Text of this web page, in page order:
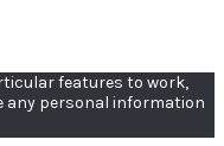
features to work,
any personal information